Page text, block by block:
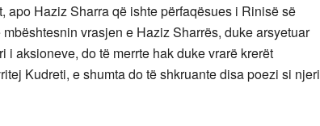
apo Haziz Sharra që ishte përfaqësues i Rinisë së
vrasjen e Haziz Sharrës, duke arsyetuar
aksioneve, do të merrte hak duke vrarë krerët
Kudreti, e shumta do të shkruante disa poezi si njeri